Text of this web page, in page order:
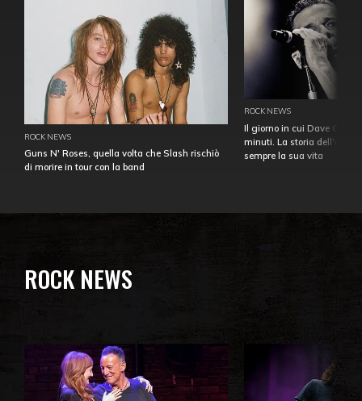
ROCK NEWS
Guns N' Roses, quella volta che Slash rischiò
di morire in tour con la band
ROCK NEWS
Il giorno in cui Dave
minuti. La storia
sempre la sua vita
ROCK NEWS